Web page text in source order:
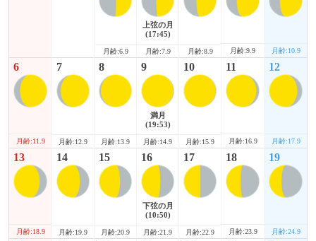
月齢:6.9
上弦の月
(17:45)
月齢:7.9 月齢:8.9 月齢:9.9 月齢:10.9
6
月齢:11.9
7
月齢:12.9
8
月齢:13.9
9
満月
(19:53)
月齢:14.9
10
月齢:15.9
11
月齢:16.9
12
月齢:17.9
13
月齢:18.9
14
月齢:19.9
15
月齢:20.9
16
下弦の月
(10:50)
月齢:21.9
17
月齢:22.9
18
月齢:23.9
19
月齢:24.9